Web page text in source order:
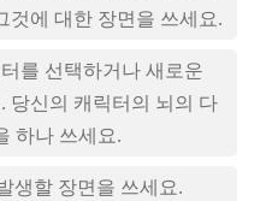
것에 대한 장면을 쓰세요.
를 선택하거나 새로운
당신의 캐릭터의 뇌의 다
하나 쓰세요.
생할 장면을 쓰세요.